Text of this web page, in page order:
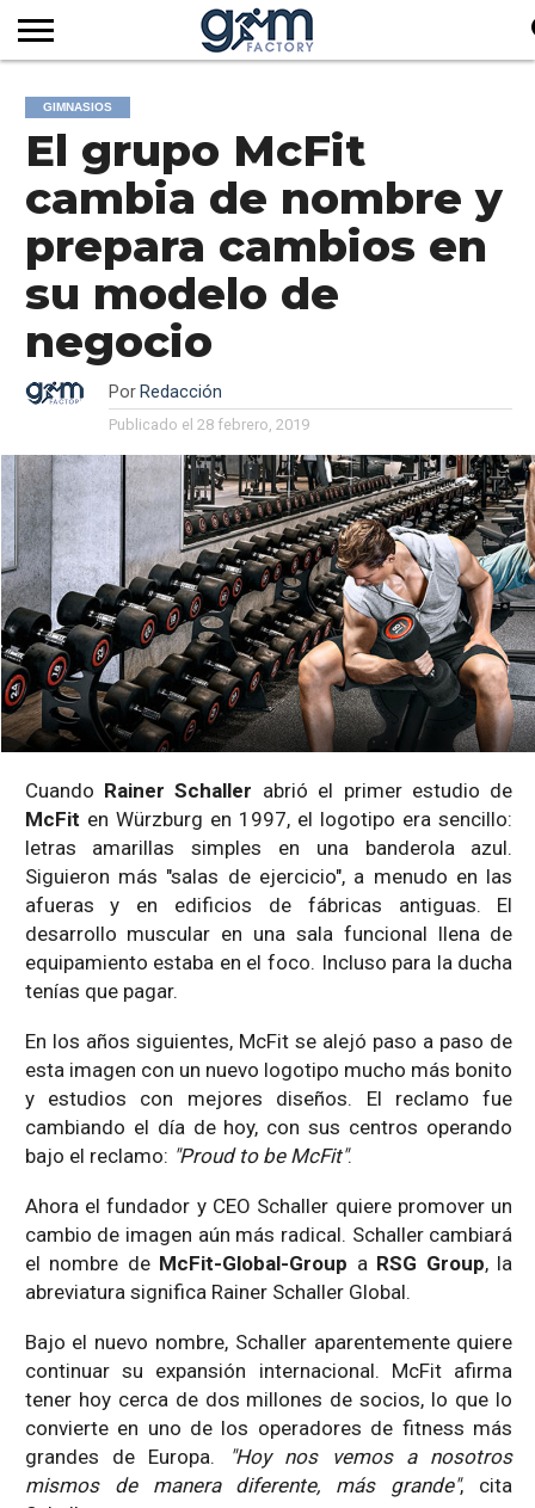
REVISTA
GYM
FACTORY
TV
CLUB
DE
SOCIOS
EMPRESAS
DEL
SECTOR
SERVICIOS
AUDIOVISUALES
MÁS
NOTICIAS
SUSCRIPCIÓN
GIMNASIOS
El grupo McFit
cambia de nombre y
prepara cambios en
su modelo de
negocio
Por Redacción
Publicado el 28 febrero, 2019
Cuando Rainer Schaller abrió el primer estudio de
McFit en Würzburg en 1997, el logotipo era sencillo:
letras amarillas simples en una banderola azul.
Siguieron más "salas de ejercicio", a menudo en las
afueras y en edificios de fábricas antiguas. El
desarrollo muscular en una sala funcional llena de
equipamiento estaba en el foco. Incluso para la ducha
tenías que pagar.
En los años siguientes, McFit se alejó paso a paso de
esta imagen con un nuevo logotipo mucho más bonito
y estudios con mejores diseños. El reclamo fue
cambiando el día de hoy, con sus centros operando
bajo el reclamo: "Proud to be McFit".
Ahora el fundador y CEO Schaller quiere promover un
cambio de imagen aún más radical. Schaller cambiará
el nombre de McFit-Global-Group aRSG Group, la
abreviatura significa Rainer Schaller Global.
Bajo el nuevo nombre, Schaller aparentemente quiere
continuar su expansión internacional. McFit afirma
tener hoy cerca de dos millones de socios, lo que lo
convierte en uno de los operadores de fitness más
grandes de Europa.
"Hoy nos vemos a nosotros
mismos de manera diferente, más grande", cita